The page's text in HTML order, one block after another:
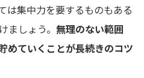
は集中力を要するものもある
ましょう。 無理のない範囲
めていくことが長続きのコツ